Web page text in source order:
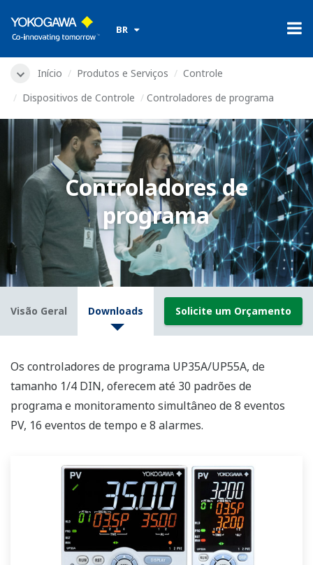
BR
Início Produtos e Serviços
Controle
Dispositivos de Controle
Controladores de programa
Controladores de
programa
Visão Geral Downloads Solicite um Orçamento
Os controladores de programa UP35A/UP55A, de
tamanho 1/4 DIN, oferecem até 30 padrões de
programa e monitoramento simultâneo de 8 eventos
PV, 16 eventos de tempo e 8 alarmes.